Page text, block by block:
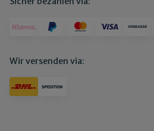
Wir versenden via: